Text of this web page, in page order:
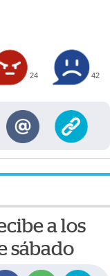
24 42
a los
sábado